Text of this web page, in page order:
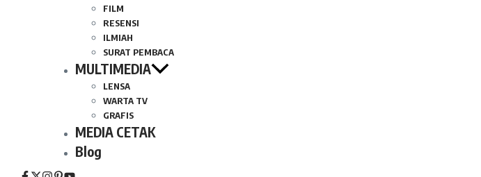
FILM
RESENSI
ILMIAH
SURAT PEMBACA
MULTIMEDIA
LENSA
WARTA TV
GRAFIS
MEDIA CETAK
Blog